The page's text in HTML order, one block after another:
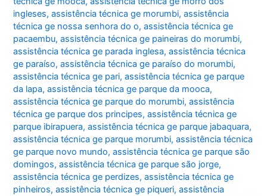
ingleses,assistência técnica ge morumbi,assistência
técnica ge nossa senhora do o,assistência técnica ge
pacaembu,assistência técnica ge paineiras do morumbi,
assistência técnica ge parada inglesa,assistência técnica
ge paraíso,assistência técnica ge paraíso do morumbi,
assistência técnica ge pari,assistência técnica ge parque
da lapa,assistência técnica ge parque da mooca,
assistência técnica ge parque do morumbi,assistência
técnica ge parque dos principes,assistência técnica ge
parque ibirapuera,assistência técnica ge parque jabaquara,
assistência técnica ge parque morumbi,assistência técnica
ge parque novo mundo,assistência técnica ge parque são
domingos,assistência técnica ge parque são jorge,
assistência técnica ge perdizes,assistência técnica ge
pinheiros,assistência técnica ge piqueri,assistência